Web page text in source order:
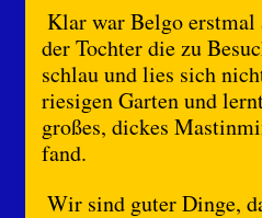
Klar war Belgo erstmal
der Tochter die zu
schlau und lies sich
riesigen Garten und
großes, dickes
fand.
Wir sind guter Dinge,